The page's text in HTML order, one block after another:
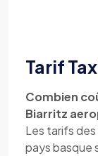
Tarif
Combien
Biarritz
Les tarifs
pays basque